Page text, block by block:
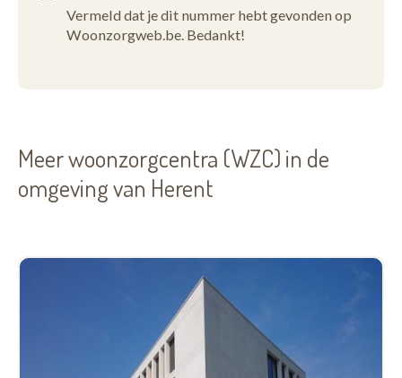
Vermeld dat je dit nummer hebt gevonden op
Woonzorgweb.be. Bedankt!
Meer woonzorgcentra (WZC) in de
omgeving van Herent